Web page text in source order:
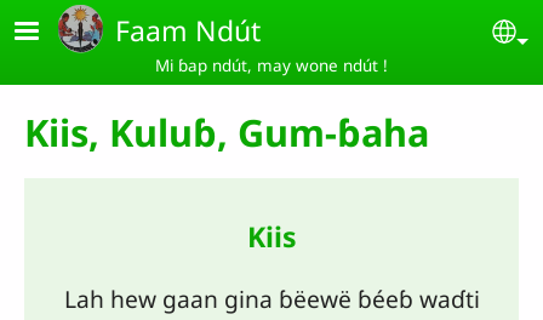
Aller au contenu principal
Faam Ndút
Mi ɓap ndút, may wone ndút !
Kiis, Kuluɓ, Gum-ɓaha
Kiis
Lah hew gaan gina ɓëewë ɓéeɓ waɗti